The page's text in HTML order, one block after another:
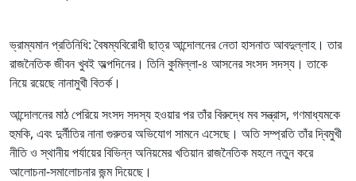
ভ্রাম্যমান প্রতিনিধি: বৈষম্যবিরোধী ছাত্র আন্দোলনের নেতা হাসনাত আবদুল্লাহ। তার
রাজনৈতিক জীবন খুবই অল্পদিনের। তিনি কুমিল্লা-৪ আসনের সংসদ সদস্য। তাকে
নিয়ে রয়েছে নানামুখী বিতর্ক।
আন্দোলনের মাঠ পেরিয়ে সংসদ সদস্য হওয়ার পর তাঁর বিরুদ্ধে মব সন্ত্রাস, গণমাধ্যমকে
হুমকি, এবং দুর্নীতির নানা গুরুতর অভিযোগ সামনে এসেছে। অতি সম্প্রতি তাঁর দ্বিমুখী
নীতি ও স্থানীয় পর্যায়ের বিভিন্ন অনিয়মের খতিয়ান রাজনৈতিক মহলে নতুন করে
আলোচনা-সমালোচনার জন্ম দিয়েছে।